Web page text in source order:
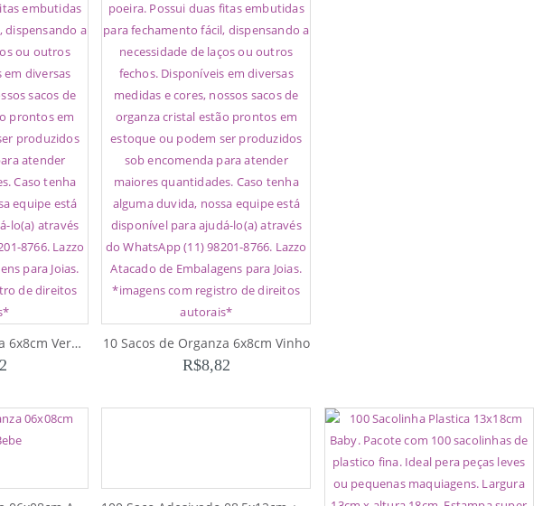
10 Sacos de Organza 6x8cm Vermelho 10 Sacos de Organza 6x8cm Vinho
R$8,82